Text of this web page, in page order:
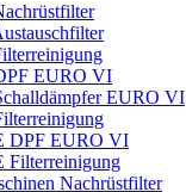
EURO VI
EURO VI
DPF EURO VI
Filterreinigung
Nachrüstfilter